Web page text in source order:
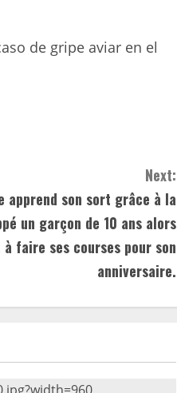
de gripe aviar en el
Next:
apprend son sort grâce à la
un garçon de 10 ans alors
à faire ses courses pour son
anniversaire.